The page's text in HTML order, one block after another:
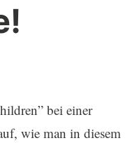
bei einer
wie man in diesem